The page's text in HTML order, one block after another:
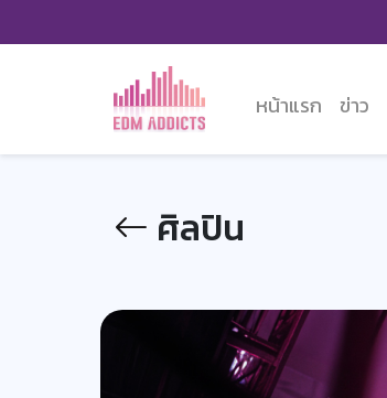
หน้าแรก ข่าว
ศิลปิน